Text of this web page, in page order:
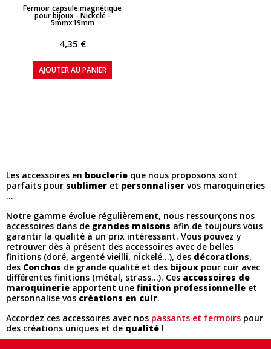
APERÇU RAPIDE
Fermoir capsule magnétique
pour bijoux - Nickelé -
5mmx19mm
4,35 €
AJOUTER AU PANIER
Les accessoires en bouclerie que nous proposons sont
parfaits pour sublimer et personnaliser vos maroquineries
...
Notre gamme évolue régulièrement, nous ressourçons nos
accessoires dans de grandes maisons afin de toujours vous
garantir la qualité à un prix intéressant. Vous pouvez y
retrouver dès à présent des accessoires avec de belles
finitions (doré, argenté vieilli, nickelé...), des décorations,
des Conchos de grande qualité et des bijoux pour cuir avec
différentes finitions (métal, strass...). Ces accessoires de
maroquinerie apportent une finition professionnelle et
personnalise vos créations en cuir.
Accordez ces accessoires avec nos passants et fermoirs pour
des créations uniques et de qualité !